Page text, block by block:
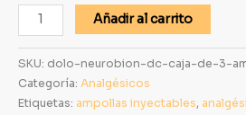
Añadir al carrito
SKU: dolo-neurobion-dc-caja-de-3-
Categoría: Analgésicos
Etiquetas: ampollas inyectables,